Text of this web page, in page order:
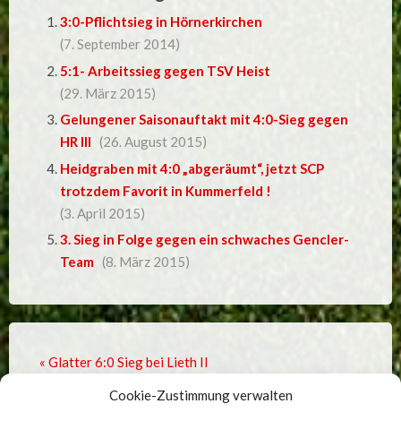
Cookie-Zustimmung verwalten
3:0-Pflichtsieg in Hörnerkirchen
(7. September 2014)
5:1- Arbeitssieg gegen TSV Heist
(29. März 2015)
Gelungener Saisonauftakt mit 4:0-Sieg gegen
HR III (26. August 2015)
Heidgraben mit 4:0 „abgeräumt“, jetzt SCP
trotzdem Favorit in Kummerfeld !
(3. April 2015)
3. Sieg in Folge gegen ein schwaches Gencler-
Team (8. März 2015)
« Glatter 6:0 Sieg bei Lieth II
3. Sieg in Folge gegen ein schwaches Gencler-Team »